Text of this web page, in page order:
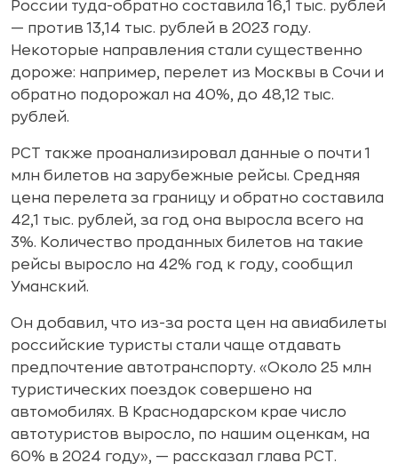
России туда-обратно составила 16,1 тыс. рублей
— против 13,14 тыс. рублей в 2023 году.
Некоторые направления стали существенно
дороже: например, перелет из Москвы в Сочи и
обратно подорожал на 40%, до 48,12 тыс.
рублей.
РСТ также проанализировал данные о почти 1
млн билетов на зарубежные рейсы. Средняя
цена перелета за границу и обратно составила
42,1 тыс. рублей, за год она выросла всего на
3%. Количество проданных билетов на такие
рейсы выросло на 42% год к году, сообщил
Уманский.
Он добавил, что из-за роста цен на авиабилеты
российские туристы стали чаще отдавать
предпочтение автотранспорту. «Около 25 млн
туристических поездок совершено на
автомобилях. В Краснодарском крае число
автотуристов выросло, по нашим оценкам, на
60% в 2024 году», — рассказал глава РСТ.